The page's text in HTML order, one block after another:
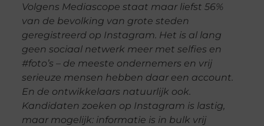
Volgens Mediascope staat maar liefst 56%
van de bevolking van grote steden
geregistreerd op Instagram. Het is al lang
geen sociaal netwerk meer met selfies en
#foto’s – de meeste ondernemers en vrij
serieuze mensen hebben daar een account.
En de ontwikkelaars natuurlijk ook.
Kandidaten zoeken op Instagram is lastig,
maar mogelijk: informatie is in bulk vrij